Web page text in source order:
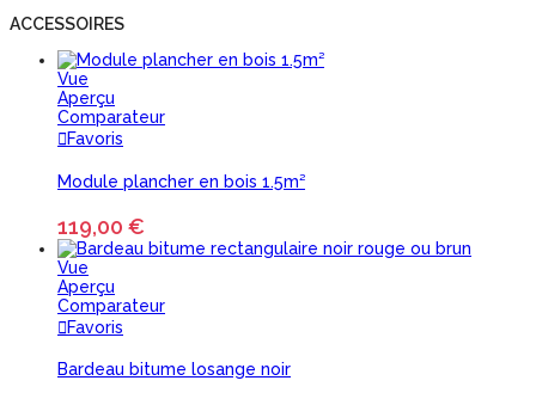
ACCESSOIRES
Vue
Aperçu
Comparateur
Favoris
Module plancher en bois 1.5m²
119,00 €
Vue
Aperçu
Comparateur
Favoris
Bardeau bitume losange noir